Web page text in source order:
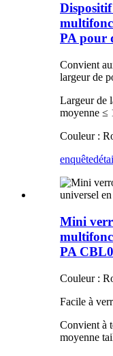
PA pour
Convient
largeur de
Largeur de
moyenne ≤
Couleur :
enquête
Mini
PA
Couleur :
Facile à
Convient à
moyenne